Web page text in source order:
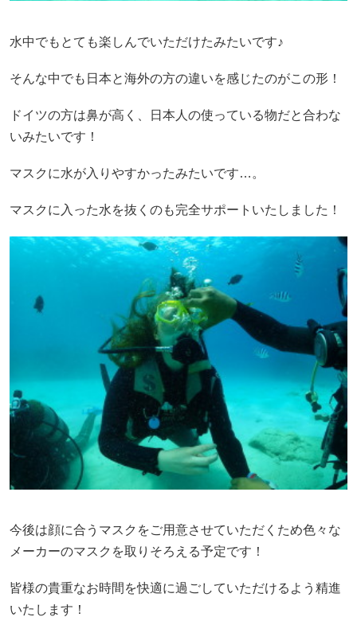
水中でもとても楽しんでいただけたみたいです♪
そんな中でも日本と海外の方の違いを感じたのがこの形！
ドイツの方は鼻が高く、日本人の使っている物だと合わな
いみたいです！
マスクに水が入りやすかったみたいです…。
マスクに入った水を抜くのも完全サポートいたしました！
今後は顔に合うマスクをご用意させていただくため色々な
メーカーのマスクを取りそろえる予定です！
皆様の貴重なお時間を快適に過ごしていただけるよう精進
いたします！